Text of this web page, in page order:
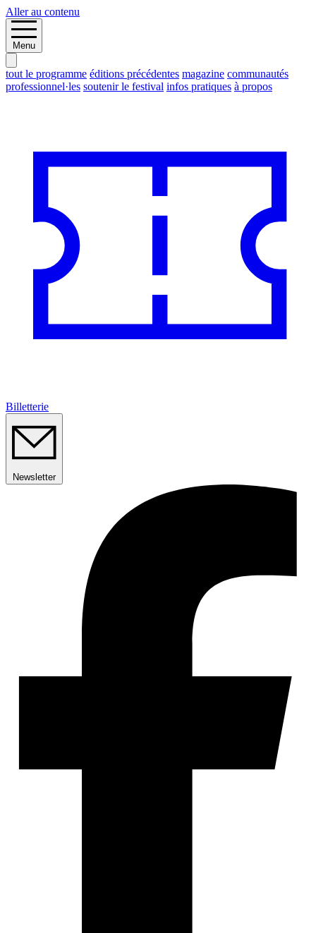
Aller au contenu
Menu
tout le programme éditions précédentes magazine communautés
professionnel·les soutenir le festival infos pratiques à propos
Billetterie
Newsletter